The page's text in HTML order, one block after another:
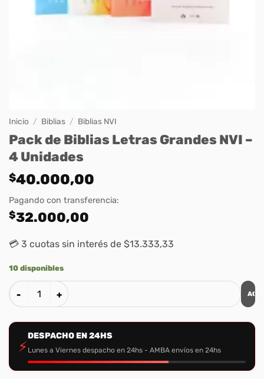
Inicio / Biblias / Biblias NVI
Pack de Biblias Letras Grandes NVI –
4 Unidades
$40.000,00
Pagando con transferencia:
$32.000,00
💳 3 cuotas sin interés de $13.333,33
10 disponibles
Pack de Biblias Letras Grandes NVI – 4 Unidades cantidad
⚡
DESPACHO EN 24HS
Lunes a Viernes despacho en 24hs - AMBA envíos en 24hs